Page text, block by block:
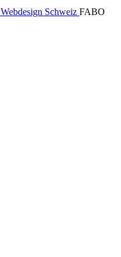
Webdesign Schweiz FABO